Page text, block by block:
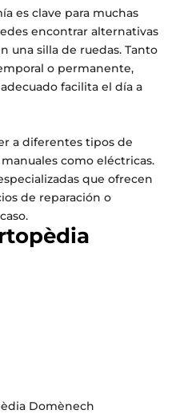
es clave para muchas
encontrar alternativas
una silla de ruedas. Tanto
o permanente,
facilita el día a
a diferentes tipos de
como eléctricas.
que ofrecen
de reparación o
Domènech